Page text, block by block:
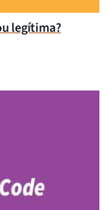
legítima?